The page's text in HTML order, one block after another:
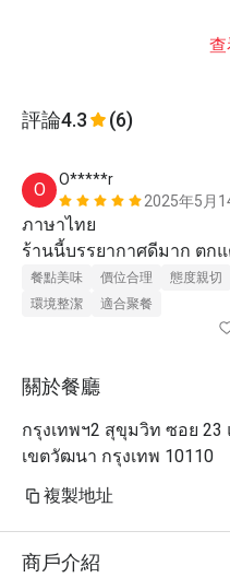
查
評論4.3 (6)
O
O*****r
2025年5月
ภาษาไทย
ร้านนี้บรรยากาศดีมาก ตกแ
และน่านั่ง เหมาะทั้งกับการ
ครอบครัว เพื่อน หรือมื้อพิเศ
อร่อยทุกจาน และที่ประทับ
ใส่ รู้สึกอบอุ่นตั้งแต่เดินเข้าร้
บริการประทับใจ ขอแนะน
atmosphere  beautifully
and very comfortable. It’s
餐點美味 價位合理 態度親切
環境整潔
適合聚餐
關於餐廳
กรุงเทพฯ2 สุขุมวิท ซอย 23
เขตวัฒนา กรุงเทพ 10110
複製地址
商戶介紹